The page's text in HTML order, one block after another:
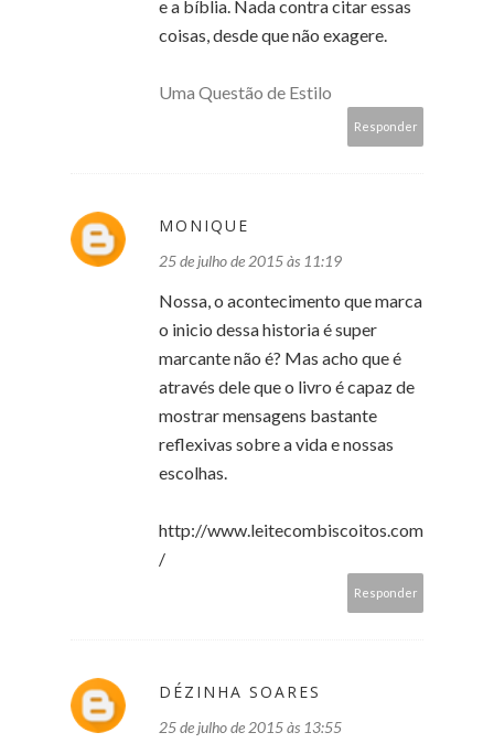
e a bíblia. Nada contra citar essas
coisas, desde que não exagere.
Uma Questão de Estilo
Responder
MONIQUE
25 de julho de 2015 às 11:19
Nossa, o acontecimento que marca
o inicio dessa historia é super
marcante não é? Mas acho que é
através dele que o livro é capaz de
mostrar mensagens bastante
reflexivas sobre a vida e nossas
escolhas.
http://www.leitecombiscoitos.com
/
Responder
DÉZINHA SOARES
25 de julho de 2015 às 13:55